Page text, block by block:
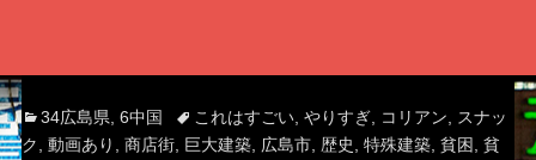
Categories
34広島県 6中国 Tagsこれはすごい, やりすぎ, コリアン
スナッ
ク
動画あり 商店街, 巨大建築, 広島市, 歴史 特殊建築, 貧困 貧